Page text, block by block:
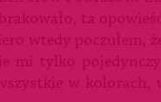
ta
wtedy poczułem,
mi tylko
w